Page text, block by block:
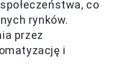
co
rynków.
przez
i